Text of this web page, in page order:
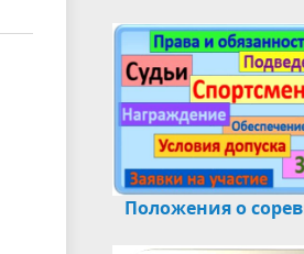
Положения о